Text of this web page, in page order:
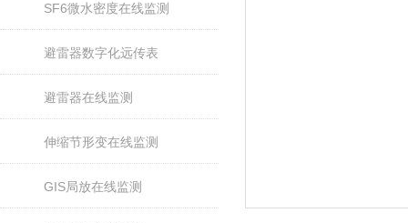
SF6微水密度在线监测
避雷器数字化远传表
避雷器在线监测
伸缩节形变在线监测
GIS局放在线监测